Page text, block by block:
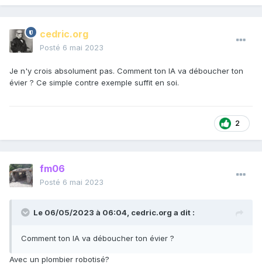
cedric.org
Posté 6 mai 2023
Je n'y crois absolument pas. Comment ton IA va déboucher ton
évier ? Ce simple contre exemple suffit en soi.
2
fm06
Posté 6 mai 2023
Le 06/05/2023 à 06:04, cedric.org a dit :
Comment ton IA va déboucher ton évier ?
Avec un plombier robotisé?